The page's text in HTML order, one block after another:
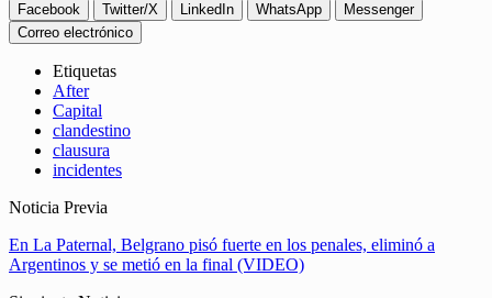
Facebook Twitter/X LinkedIn WhatsApp
Messenger
Correo electrónico
Etiquetas
After
Capital
clandestino
clausura
incidentes
Noticia Previa
En La Paternal, Belgrano pisó fuerte en los penales, eliminó a
Argentinos y se metió en la final (VIDEO)